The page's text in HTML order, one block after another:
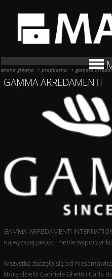
strona główna >producenci >gamma
GAMMA ARREDAMENTI
GAMMA ARREDAMENTI
najwyższej jakości meble
Wszystko zaczęło się od
którą dzielili Gabriele Ghetti i Carla